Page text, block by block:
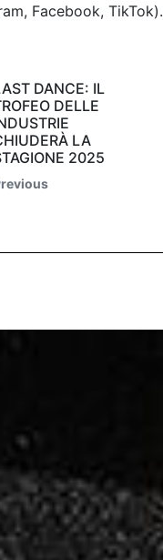
Facebook, TikTok).
DANCE: IL
DELLE
LA
2025